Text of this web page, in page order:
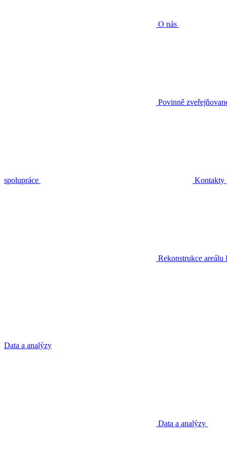
O nás
Povinně
spolupráce Kontakty
Rekonstrukce areálu
Data a analýzy
Data a analýzy